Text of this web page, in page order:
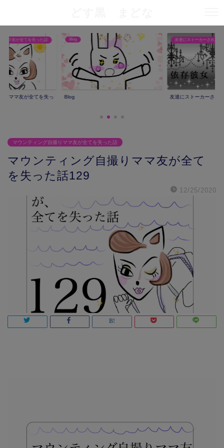
ママ友が全てを失った話
りママ友が全てを失っ
Blog
Blog
友達にストーカーされた話
友達にストーカーされ
マウンティング自撮りママ友が全てを失った話
マウンティング自撮りママ友が全て
を失った話129
12/25/2020